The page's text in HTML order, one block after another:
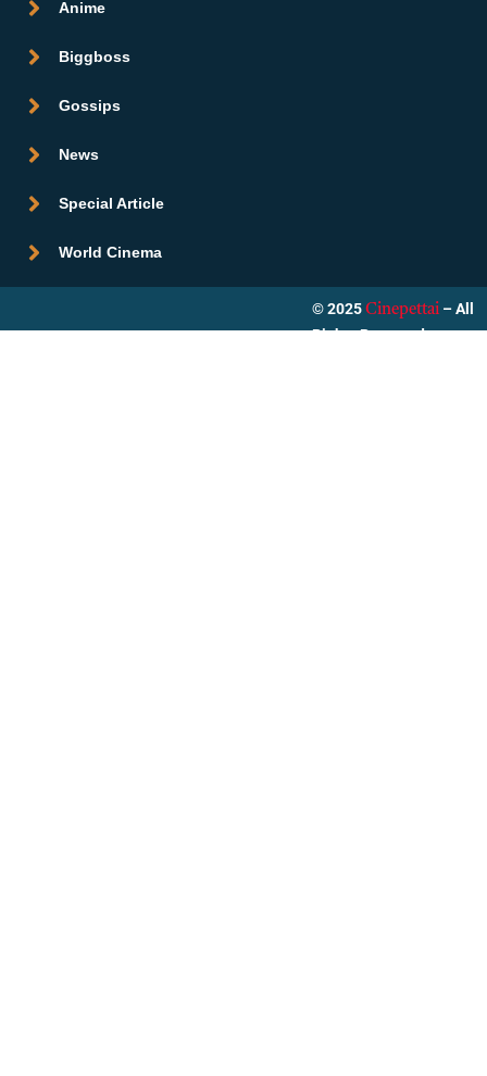
Anime
Biggboss
Gossips
News
Special Article
World Cinema
© 2025 Cinepettai – All
Rights Reserved